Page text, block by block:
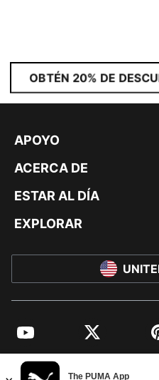
OBTÉN 20% DE
APOYO
ACERCA DE
ESTAR AL DÍA
EXPLORAR
YouTube Twitter